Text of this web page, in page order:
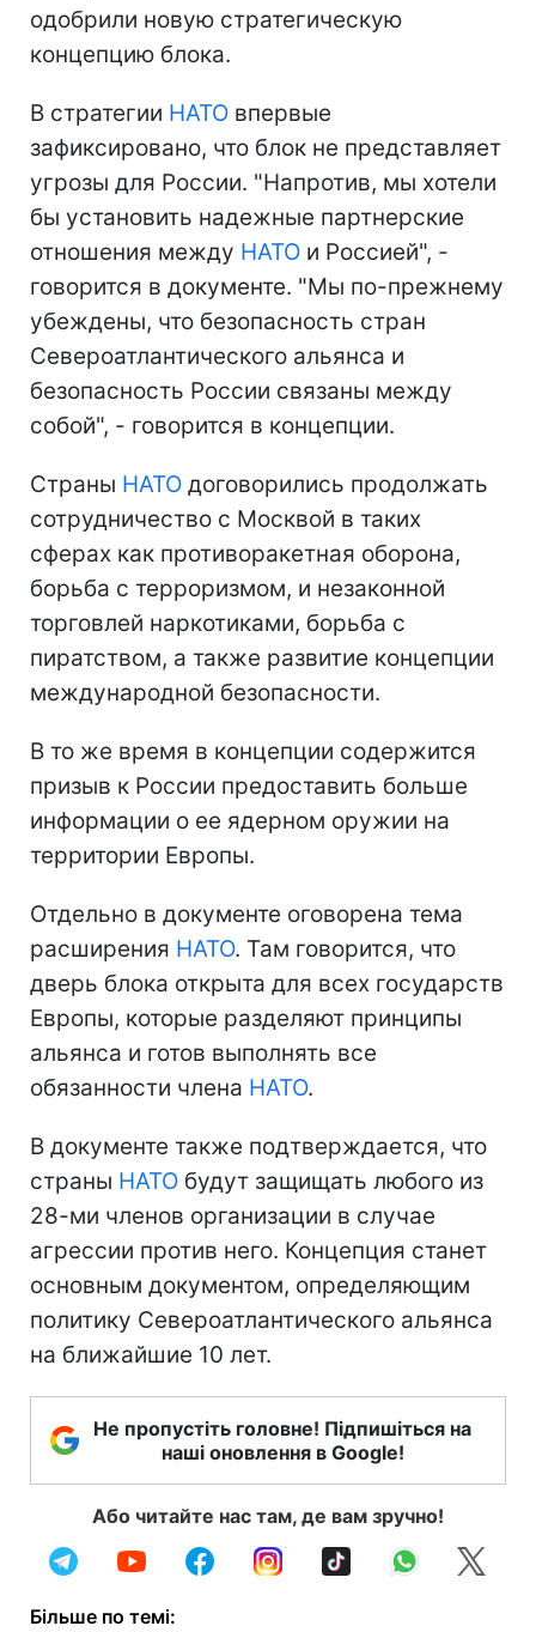
одобрили новую стратегическую
концепцию блока.
В стратегии НАТО впервые
зафиксировано, что блок не представляет
угрозы для России. "Напротив, мы хотели
бы установить надежные партнерские
отношения между НАТО и Россией", -
говорится в документе. "Мы по-прежнему
убеждены, что безопасность стран
Североатлантического альянса и
безопасность России связаны между
собой", - говорится в концепции.
Страны НАТО договорились продолжать
сотрудничество с Москвой в таких
сферах как противоракетная оборона,
борьба с терроризмом, и незаконной
торговлей наркотиками, борьба с
пиратством, а также развитие концепции
международной безопасности.
В то же время в концепции содержится
призыв к России предоставить больше
информации о ее ядерном оружии на
территории Европы.
Отдельно в документе оговорена тема
расширения НАТО. Там говорится, что
дверь блока открыта для всех государств
Европы, которые разделяют принципы
альянса и готов выполнять все
обязанности члена НАТО.
В документе также подтверждается, что
страны НАТО будут защищать любого из
28-ми членов организации в случае
агрессии против него. Концепция станет
основным документом, определяющим
политику Североатлантического альянса
на ближайшие 10 лет.
Не пропустіть головне! Підпишіться на
наші оновлення в Google!
Або читайте нас там, де вам зручно!
Більше по темі: